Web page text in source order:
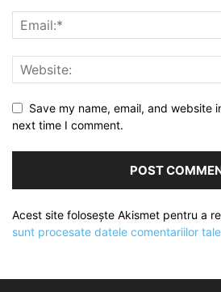
Save my name, email, and website
next time I comment.
Acest site folosește Akismet pentru a
sunt procesate datele comentariilor tale